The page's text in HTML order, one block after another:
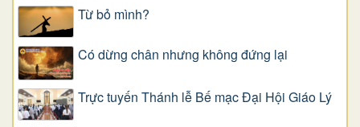
Từ bỏ mình?
Có dừng chân nhưng không đứng lại
Trực tuyến Thánh lễ Bế mạc Đại Hội Giáo Lý